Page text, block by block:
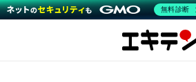
無料診断